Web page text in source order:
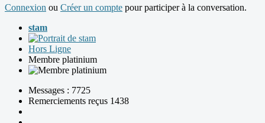
Connexion ou Créer un compte pour participer à la conversation.
stam
Hors Ligne
Membre platinium
Messages : 7725
Remerciements reçus 1438